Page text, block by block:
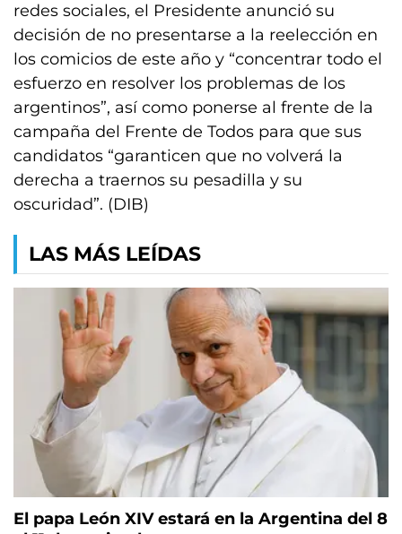
redes sociales, el Presidente anunció su
decisión de no presentarse a la reelección en
los comicios de este año y “concentrar todo el
esfuerzo en resolver los problemas de los
argentinos”, así como ponerse al frente de la
campaña del Frente de Todos para que sus
candidatos “garanticen que no volverá la
derecha a traernos su pesadilla y su
oscuridad”. (DIB)
LAS MÁS LEÍDAS
El papa León XIV estará en la Argentina del 8